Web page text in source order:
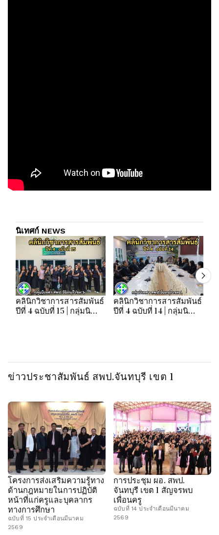
นิเทศก์ NEWS
คลินิกวิชาการสารสัมพันธ์
ปีที่ 4 ฉบับที่ 15 | กลุ่มนิ
คลินิกวิชาการสารสัมพันธ์
ปีที่ 4 ฉบับที่ 14 | กลุ่มนิ
ข่าวประชาสัมพันธ์ สพป.จันทบุรี เขต 1
โครงการส่งเสริมความรู้ทาง
ด้านกฎหมายในการปฏิบัติ
หน้าที่แก่ครูและบุคลากร
ทางการศึกษา
ฉบับที่ 15 ประจำเดือนมีนาคม
2569
การประชุม ผอ. สพป.
จันทบุรี เขต 1 สัญจรพบ
เพื่อนครู
ฉบับที่ 14 ประจำเดือนมีนาคม
2569